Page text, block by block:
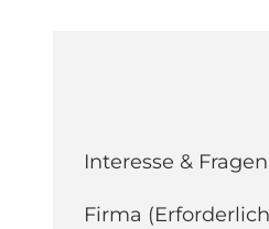
Interesse &
Firma